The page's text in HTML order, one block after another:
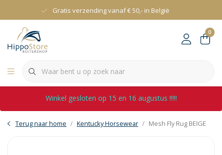
Gratis verzending vanaf € 50,- in België
0
Winkel gesloten op 15 en 16 augustus !!!!!
Terug naar home Kentucky Horsewear Mesh Fly Rug BEIGE